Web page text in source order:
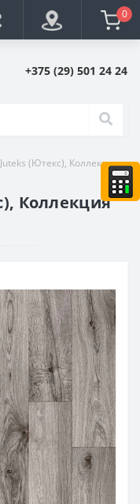
0
+375 (29) 501 24 24
(Ютекс), Коллекция
Коллекция